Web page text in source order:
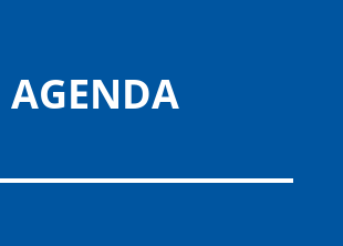
AGENDA